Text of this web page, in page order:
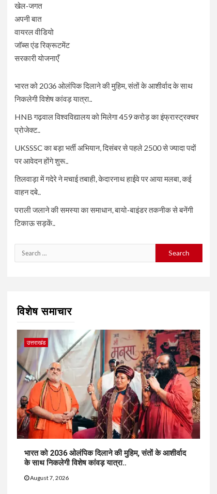
खेल-जगत
अपनी बात
वायरल वीडियो
जॉब्स एंड रिक्रूटमेंट
सरकारी योजनाएँ
भारत को 2036 ओलंपिक दिलाने की मुहिम, संतों के आशीर्वाद के साथ
निकलेगी विशेष कांवड़ यात्रा..
HNB गढ़वाल विश्वविद्यालय को मिलेगा 459 करोड़ का इंफ्रास्ट्रक्चर
प्रोजेक्ट..
UKSSSC का बड़ा भर्ती अभियान, दिसंबर से पहले 2500 से ज्यादा पदों
पर आवेदन होंगे शुरू..
तिलवाड़ा में गदेरे ने मचाई तबाही, केदारनाथ हाईवे पर आया मलबा, कई
वाहन दबे..
पराली जलाने की समस्या का समाधान, बायो-बाइंडर तकनीक से बनेंगी
टिकाऊ सड़कें..
Search
for:
विशेष समाचार
उत्तराखंड
भारत को 2036 ओलंपिक दिलाने की मुहिम, संतों के आशीर्वाद
के साथ निकलेगी विशेष कांवड़ यात्रा..
August 7, 2026